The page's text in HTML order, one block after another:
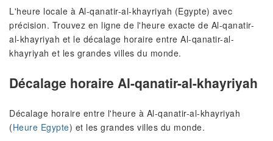
L'heure locale à Al-qanatir-al-khayriyah (Egypte) avec
précision. Trouvez en ligne de l'heure exacte de Al-qanatir-
al-khayriyah et le décalage horaire entre Al-qanatir-al-
khayriyah et les grandes villes du monde.
Décalage horaire Al-qanatir-al-khayriyah
Décalage horaire entre l'heure à Al-qanatir-al-khayriyah
(Heure Egypte) et les grandes villes du monde.